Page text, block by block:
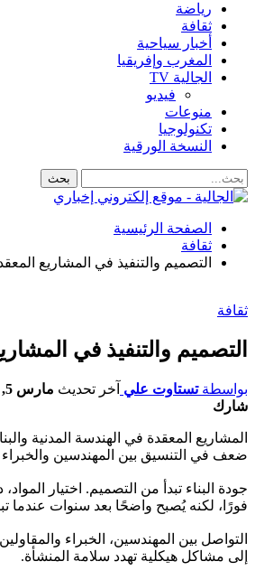
رياضة
ثقافة
أخبار سياحية
المغرب وإفريقيا
الجالية TV
فيديو
منوعات
تكنولوجيا
النسخة الورقية
الصفحة الرئيسية
ثقافة
التصميم والتنفيذ في المشاريع
ثقافة
التصميم والتنفيذ في
بواسطةتستاوت علي آخر تحديث مارس 5, 2025
شارك
المشاريع المعقدة في الهندسة المدنية
ضعف في التنسيق بين المهندسين
جودة البناء تبدأ من التصميم. اختيار
فورًا، لكنه يُصبح واضحًا بعد سنوات عندما
التواصل بين المهندسين، الخبراء
إلى مشاكل هيكلية تهدد سلامة المنشأة.